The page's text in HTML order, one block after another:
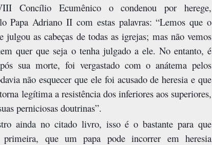
Concílio Ecumênico o condenou por herege,
Papa Adriano II com estas palavras: “Lemos que o
julgou as cabeças de todas as igrejas; mas não vemos
quer que seja o tenha julgado a ele. No entanto, é
sua morte, foi vergastado com o anátema pelos
não esquecer que ele foi acusado de heresia e que
legítima a resistência dos inferiores aos superiores,
perniciosas doutrinas”.
ainda no citado livro, isso é o bastante para que
primeira, que um papa pode incorrer em heresia